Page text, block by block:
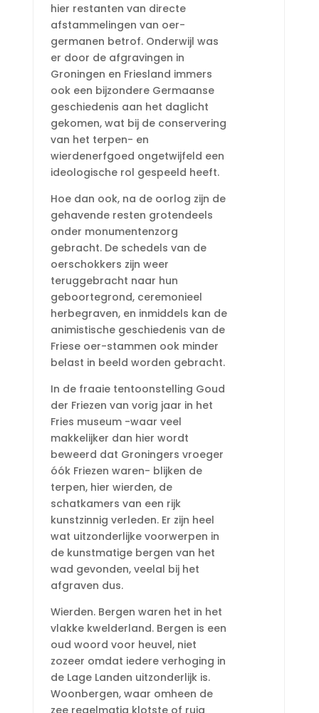
hier restanten van directe
afstammelingen van oer-
germanen betrof. Onderwijl was
er door de afgravingen in
Groningen en Friesland immers
ook een bijzondere Germaanse
geschiedenis aan het daglicht
gekomen, wat bij de conservering
van het terpen- en
wierdenerfgoed ongetwijfeld een
ideologische rol gespeeld heeft.
Hoe dan ook, na de oorlog zijn de
gehavende resten grotendeels
onder monumentenzorg
gebracht. De schedels van de
oerschokkers zijn weer
teruggebracht naar hun
geboortegrond, ceremonieel
herbegraven, en inmiddels kan de
animistische geschiedenis van de
Friese oer-stammen ook minder
belast in beeld worden gebracht.
In de fraaie tentoonstelling Goud
der Friezen van vorig jaar in het
Fries museum -waar veel
makkelijker dan hier wordt
beweerd dat Groningers vroeger
óók Friezen waren- blijken de
terpen, hier wierden, de
schatkamers van een rijk
kunstzinnig verleden. Er zijn heel
wat uitzonderlijke voorwerpen in
de kunstmatige bergen van het
wad gevonden, veelal bij het
afgraven dus.
Wierden. Bergen waren het in het
vlakke kwelderland. Bergen is een
oud woord voor heuvel, niet
zozeer omdat iedere verhoging in
de Lage Landen uitzonderlijk is.
Woonbergen, waar omheen de
zee regelmatig klotste of ruig